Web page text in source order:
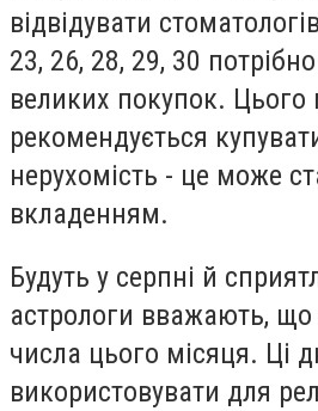
відвідувати
23, 26, 28, 29, 30
великих покупок. Цього
рекомендується
нерухомість - це може
вкладенням.
Будуть у серпні й
астрологи вважають, що
числа цього місяця. Ці
використовувати для